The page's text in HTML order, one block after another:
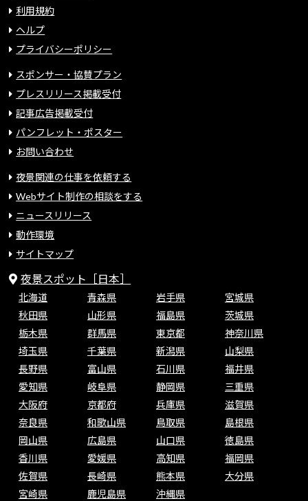
利用規約
ヘルプ
プライバシーポリシー
スポンサー・協賛プラン
プレスリリース掲載受付
記事広告掲載受付
パンフレット・ポスター
お問い合わせ
夜景関連の仕事を依頼する
Webサイト制作の相談をする
ニュースリリース
動作環境
サイトマップ
夜景スポット［日本］
北海道 青森県 岩手県
宮城県
秋田県
山形県 福島県
茨城県
栃木県
群馬県 東京都
神奈川県
埼玉県
千葉県 新潟県
山梨県
長野県
富山県 石川県
福井県
愛知県
岐阜県 静岡県
三重県
大阪府
京都府 兵庫県
滋賀県
奈良県
和歌山県 鳥取県
島根県
岡山県
広島県 山口県
徳島県
香川県
愛媛県 高知県
福岡県
佐賀県
長崎県 熊本県
大分県
宮崎県
鹿児島県 沖縄県